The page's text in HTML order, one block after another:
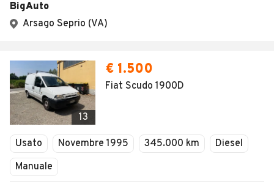
BigAuto
Arsago Seprio (VA)
13
€ 1.500
Fiat Scudo 1900D
Usato Novembre 1995 345.000 km
Diesel
Manuale